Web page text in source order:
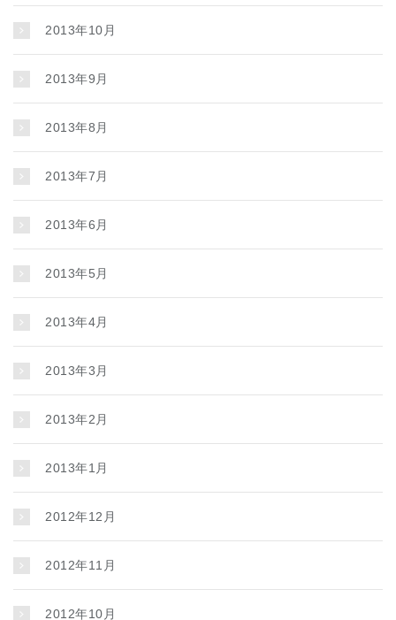
2013年10月
2013年9月
2013年8月
2013年7月
2013年6月
2013年5月
2013年4月
2013年3月
2013年2月
2013年1月
2012年12月
2012年11月
2012年10月